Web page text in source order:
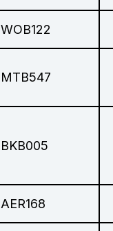
WOB122
MTB547
BKB005
AER168